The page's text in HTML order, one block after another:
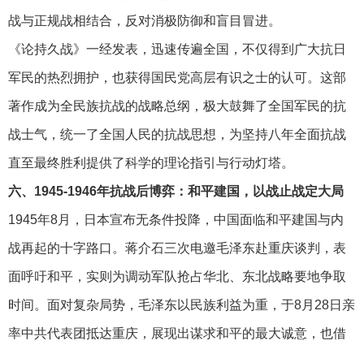
战与正规战相结合，反对消极防御和盲目冒进。
《论持久战》一经发表，迅速传遍全国，不仅得到广大抗日
军民的热烈拥护，也获得国民党高层有识之士的认可。这部
著作成为全民族抗战的战略总纲，极大鼓舞了全国军民的抗
战士气，统一了全国人民的抗战思想，为坚持八年全面抗战
直至最终胜利提供了科学的理论指引与行动灯塔。
六、1945-1946年抗战后博弈：和平建国，以战止战定大局
1945年8月，日本宣布无条件投降，中国面临和平建国与内
战再起的十字路口。蒋介石三次电邀毛泽东赴重庆谈判，表
面呼吁和平，实则为调动军队抢占华北、东北战略要地争取
时间。面对复杂局势，毛泽东以民族利益为重，于8月28日亲
率中共代表团抵达重庆，展现出谋求和平的最大诚意，也借